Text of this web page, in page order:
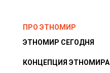
ПРО ЭТНОМИР
ЭТНОМИР СЕГОДНЯ
КОНЦЕПЦИЯ ЭТНОМИРА